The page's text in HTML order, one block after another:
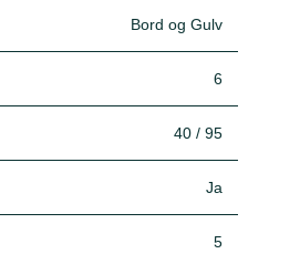
Bord og Gulv
6
40 / 95
Ja
5